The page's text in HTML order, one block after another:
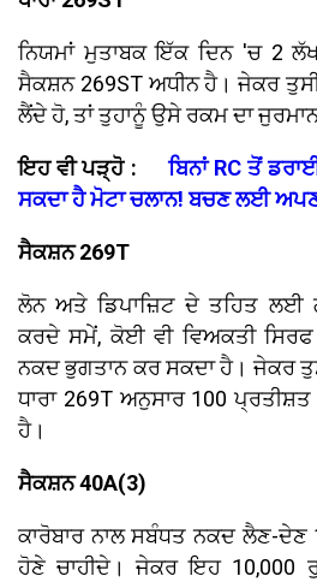
ਨਿਯਮਾਂ ਮੁਤਾਬਕ ਇੱਕ ਦਿਨ 'ਚ 2
ਸੈਕਸ਼ਨ 269ST ਅਧੀਨ ਹੈ। ਜੇਕਰ
ਲੈਂਦੇ ਹੋ, ਤਾਂ ਤੁਹਾਨੂੰ ਉਸੇ ਰਕਮ ਦਾ
ਇਹ ਵੀ ਪੜ੍ਹੋ :ਬਿਨਾਂ RC ਤੋਂ
ਸਕਦਾ ਹੈ ਮੋਟਾ ਚਲਾਨ! ਬਚਣ ਲਈ
ਸੈਕਸ਼ਨ 269T
ਲੋਨ ਅਤੇ ਡਿਪਾਜ਼ਿਟ ਦੇ ਤਹਿਤ ਲਈ
ਕਰਦੇ ਸਮੇਂ, ਕੋਈ ਵੀ ਵਿਅਕਤੀ
ਨਕਦ ਭੁਗਤਾਨ ਕਰ ਸਕਦਾ ਹੈ। ਜੇਕਰ
ਧਾਰਾ 269T ਅਨੁਸਾਰ 100 ਪ੍ਰਤੀਸ਼ਤ
ਹੈ।
ਸੈਕਸ਼ਨ 40A(3)
ਕਾਰੋਬਾਰ ਨਾਲ ਸਬੰਧਤ ਨਕਦ ਲੈਣ-ਦੇਣ
ਹੋਣੇ ਚਾਹੀਦੇ। ਜੇਕਰ ਇਹ 10,000